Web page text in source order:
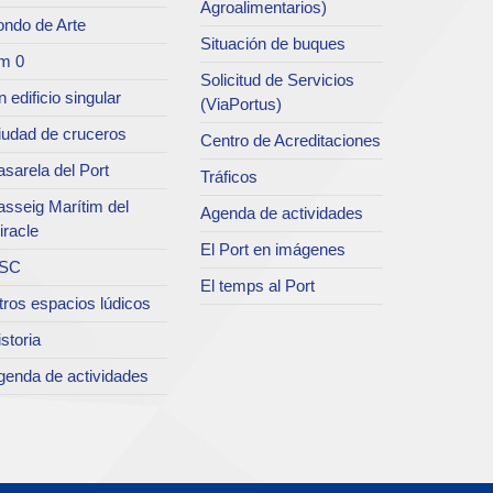
de Arte
0
edificio singular
de cruceros
del Port
Marítim del
espacios lúdicos
de actividades
Agroalimentarios)
Situación de buques
Solicitud de Servicios
(ViaPortus)
Centro de Acreditaciones
Tráficos
Agenda de actividades
El Port en imágenes
El temps al Port